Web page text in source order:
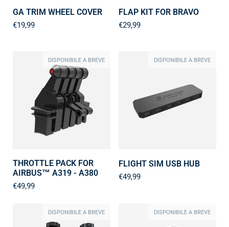
GA TRIM WHEEL COVER
€19,99
FLAP KIT FOR BRAVO
€29,99
THROTTLE PACK FOR
AIRBUS™ A319 - A380
€49,99
DISPONIBILE A BREVE
FLIGHT SIM USB HUB
€49,99
DISPONIBILE A BREVE
DISPONIBILE A BREVE DISPONIBILE A BREVE